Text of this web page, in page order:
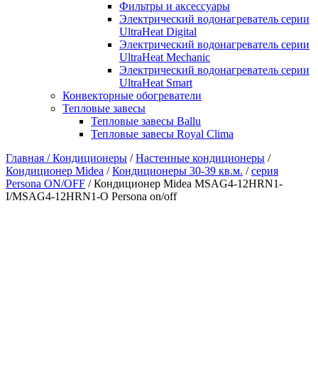
Фильтры и аксессуары
Электрический водонагреватель серии
UltraHeat Digital
Электрический водонагреватель серии
UltraHeat Mechanic
Электрический водонагреватель серии
UltraHeat Smart
Конвекторные обогреватели
Тепловые завесы
Тепловые завесы Ballu
Тепловые завесы Royal Clima
Главная /Кондиционеры /Настенные кондиционеры /
Кондиционер Midea /Кондиционеры 30-39 кв.м. /серия
Persona ON/OFF / Кондиционер Midea MSAG4-12HRN1-
I/MSAG4-12HRN1-O Persona on/off